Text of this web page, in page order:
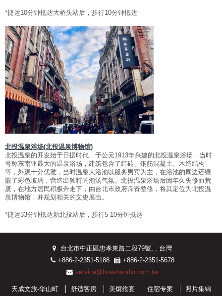
*捷运10分钟抵达大桥头站后，步行10分钟抵达
北投温泉浴场(北投温泉博物馆)
北投温泉的开发始于日据时代，于公元1913年兴建的北投温泉浴场，当时
号称东南亚最大的温泉浴场，建筑包含了红砖、钢筋混凝土、木造结构
等，外观十分优雅，当时温泉大浴池以服务男宾为主，在浴池的周边还镶
嵌了彩色玻璃，营造出独特的泡汤气氛。北投温泉浴场后因年久失修而荒
废，在地方居民积极奔走下，由台北市政府斥资整修，将其定位为北投温
泉博物馆，并规划相关的文史展出。
*捷运33分钟抵达新北投站后，步行5-10分钟抵达
台北市中正區忠孝東路二段79號, , 台灣
+886-2-2351-5188
+886-2-2351-5678
service@huashandin.com.tw
天成文旅-华山町 舒适客房 美馔飨宴 住宿专案 照片集锦